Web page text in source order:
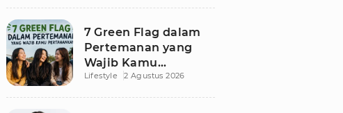
7 Green Flag dalam
Pertemanan yang
Wajib Kamu
Pertahankan, Bikin
Lifestyle 2 Agustus 2026